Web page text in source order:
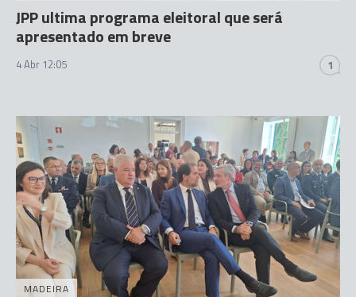
JPP ultima programa eleitoral que será
apresentado em breve
4 Abr 12:05 1
MADEIRA